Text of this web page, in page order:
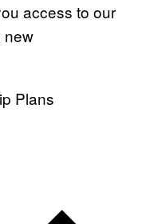
access to our
new
Plans